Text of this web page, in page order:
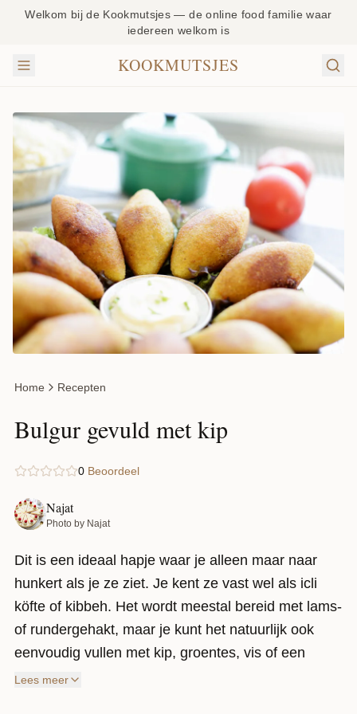
Welkom bij de Kookmutsjes — de online food familie waar
iedereen welkom is
KOOKMUTSJES
Home Recepten
Bulgur gevuld met kip
0 Beoordeel
Najat
Photo by Najat
Dit is een ideaal hapje waar je alleen maar naar
hunkert als je ze ziet. Je kent ze vast wel als icli
köfte of kibbeh. Het wordt meestal bereid met lams-
of rundergehakt, maar je kunt het natuurlijk ook
eenvoudig vullen met kip, groentes, vis of een
mengelmoes naar eigen smaak. Helaas had ik
Lees meer